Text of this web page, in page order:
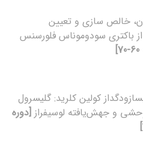
خالص سازی و تعیین
کولین کلرید: گلیسرول
و جهش‌یافته لوسیفراز [دوره